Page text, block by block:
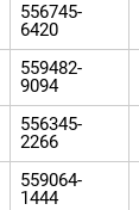
556745-
6420
559482-
9094
556345-
2266
559064-
1444